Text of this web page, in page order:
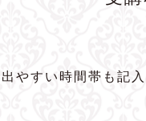
やすい時間帯も記入